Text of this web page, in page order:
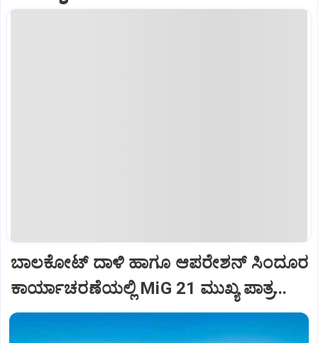
ಬಾಲಕೋಟ್‌ ದಾಳಿ ಹಾಗೂ ಆಪರೇಶನ್‌ ಸಿಂದೂರ
ಕಾರ್ಯಾಚರಣೆಯಲ್ಲಿ MiG 21 ಮುಖ್ಯ ಪಾತ್ರ...